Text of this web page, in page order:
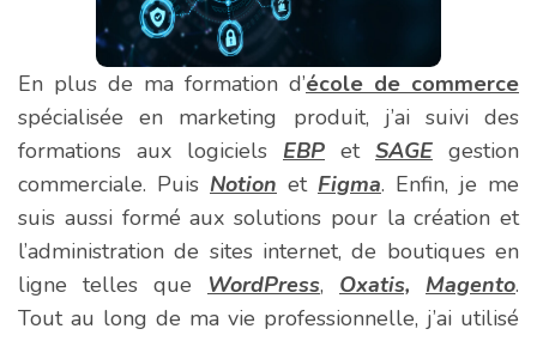
En plus de ma formation d’école de commerce
spécialisée en marketing produit, j’ai suivi des
formations aux logiciels EBP et SAGE gestion
commerciale. Puis Notion et Figma. Enfin, je me
suis aussi formé aux solutions pour la création et
l’administration de sites internet, de boutiques en
ligne telles que WordPress, Oxatis, Magento.
Tout au long de ma vie professionnelle, j’ai utilisé